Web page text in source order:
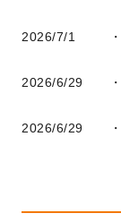
2026/7/1
2026/6/29
2026/6/29